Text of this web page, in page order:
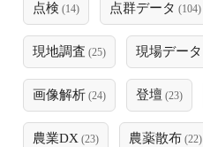
点検 (14) 点群データ (104)
現地調査 (25) 現場データ
画像解析 (24) 登壇 (23)
農業DX (23) 農薬散布 (22)